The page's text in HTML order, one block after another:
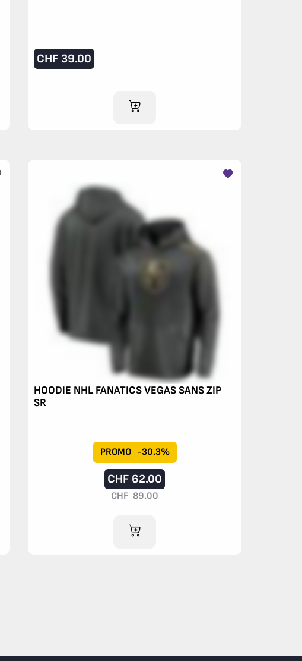
CHF 39.00
AJOUTER AU PANIER
HOODIE NHL FANATICS VEGAS SANS ZIP
SR
PROMO -30.3%
CHF 62.00
CHF 89.00
AJOUTER AU PANIER